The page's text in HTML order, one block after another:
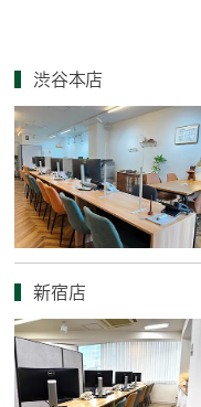
渋谷本店
新宿店